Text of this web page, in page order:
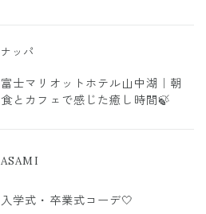
ナッパ
富士マリオットホテル山中湖｜朝
食とカフェで感じた癒し時間🍃
ASAMI
入学式・卒業式コーデ🤍